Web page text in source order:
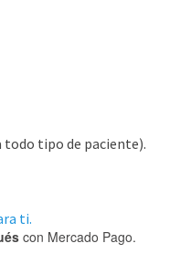
todo tipo de paciente).
ti.
con Mercado Pago.